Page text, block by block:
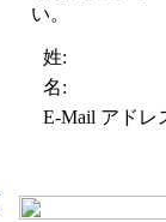
い。
姓:
名:
E-Mail アドレ